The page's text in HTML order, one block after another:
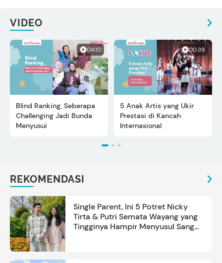
VIDEO
04:10
Blind Ranking, Seberapa
Challenging Jadi Bunda
Menyusui
00:39
5 Anak Artis yang Ukir
Prestasi di Kancah
Internasional
REKOMENDASI
Single Parent, Ini 5 Potret Nicky
Tirta & Putri Semata Wayang yang
Tingginya Hampir Menyusul Sang